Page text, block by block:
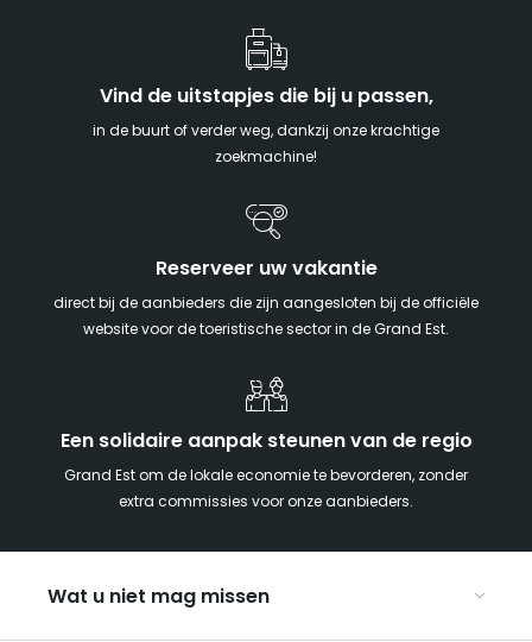
Vind de uitstapjes die bij u passen,
in de buurt of verder weg, dankzij onze krachtige
zoekmachine!
Reserveer uw vakantie
direct bij de aanbieders die zijn aangesloten bij de officiële
website voor de toeristische sector in de Grand Est.
Een solidaire aanpak steunen van de regio
Grand Est om de lokale economie te bevorderen, zonder
extra commissies voor onze aanbieders.
Wat u niet mag missen